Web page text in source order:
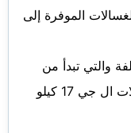
الموفرة إلى
والتي تبدأ من
غسالات ال جي خمس كيلو وغسالات ال جي 17 كيلو